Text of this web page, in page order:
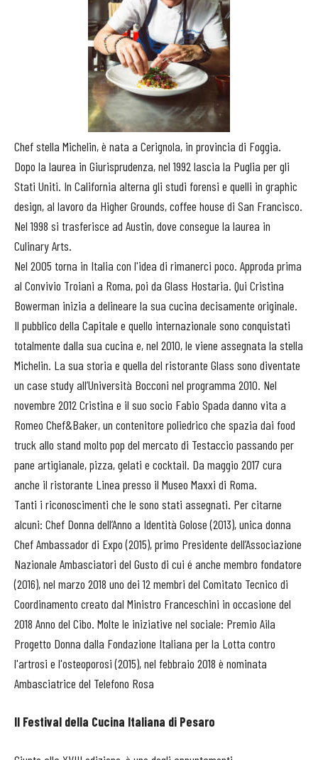
Chef stella Michelin, è nata a Cerignola, in provincia di Foggia.
Dopo la laurea in Giurisprudenza, nel 1992 lascia la Puglia per gli
Stati Uniti. In California alterna gli studi forensi e quelli in graphic
design, al lavoro da Higher Grounds, coffee house di San Francisco.
Nel 1998 si trasferisce ad Austin, dove consegue la laurea in
Culinary Arts.
Nel 2005 torna in Italia con l'idea di rimanerci poco. Approda prima
al Convivio Troiani a Roma, poi da Glass Hostaria. Qui Cristina
Bowerman inizia a delineare la sua cucina decisamente originale.
Il pubblico della Capitale e quello internazionale sono conquistati
totalmente dalla sua cucina e, nel 2010, le viene assegnata la stella
Michelin. La sua storia e quella del ristorante Glass sono diventate
un case study all’Università Bocconi nel programma 2010. Nel
novembre 2012 Cristina e il suo socio Fabio Spada danno vita a
Romeo Chef&Baker, un contenitore poliedrico che spazia dai food
truck allo stand molto pop del mercato di Testaccio passando per
pane artigianale, pizza, gelati e cocktail. Da maggio 2017 cura
anche il ristorante Linea presso il Museo Maxxi di Roma.
Tanti i riconoscimenti che le sono stati assegnati. Per citarne
alcuni: Chef Donna dell’Anno a Identità Golose (2013), unica donna
Chef Ambassador di Expo (2015), primo Presidente dell’Associazione
Nazionale Ambasciatori del Gusto di cui é anche membro fondatore
(2016), nel marzo 2018 uno dei 12 membri del Comitato Tecnico di
Coordinamento creato dal Ministro Franceschini in occasione del
2018 Anno del Cibo. Molte le iniziative nel sociale: Premio Aila
Progetto Donna dalla Fondazione Italiana per la Lotta contro
l'artrosi e l'osteoporosi (2015), nel febbraio 2018 è nominata
Ambasciatrice del Telefono Rosa
Il Festival della Cucina Italiana di Pesaro